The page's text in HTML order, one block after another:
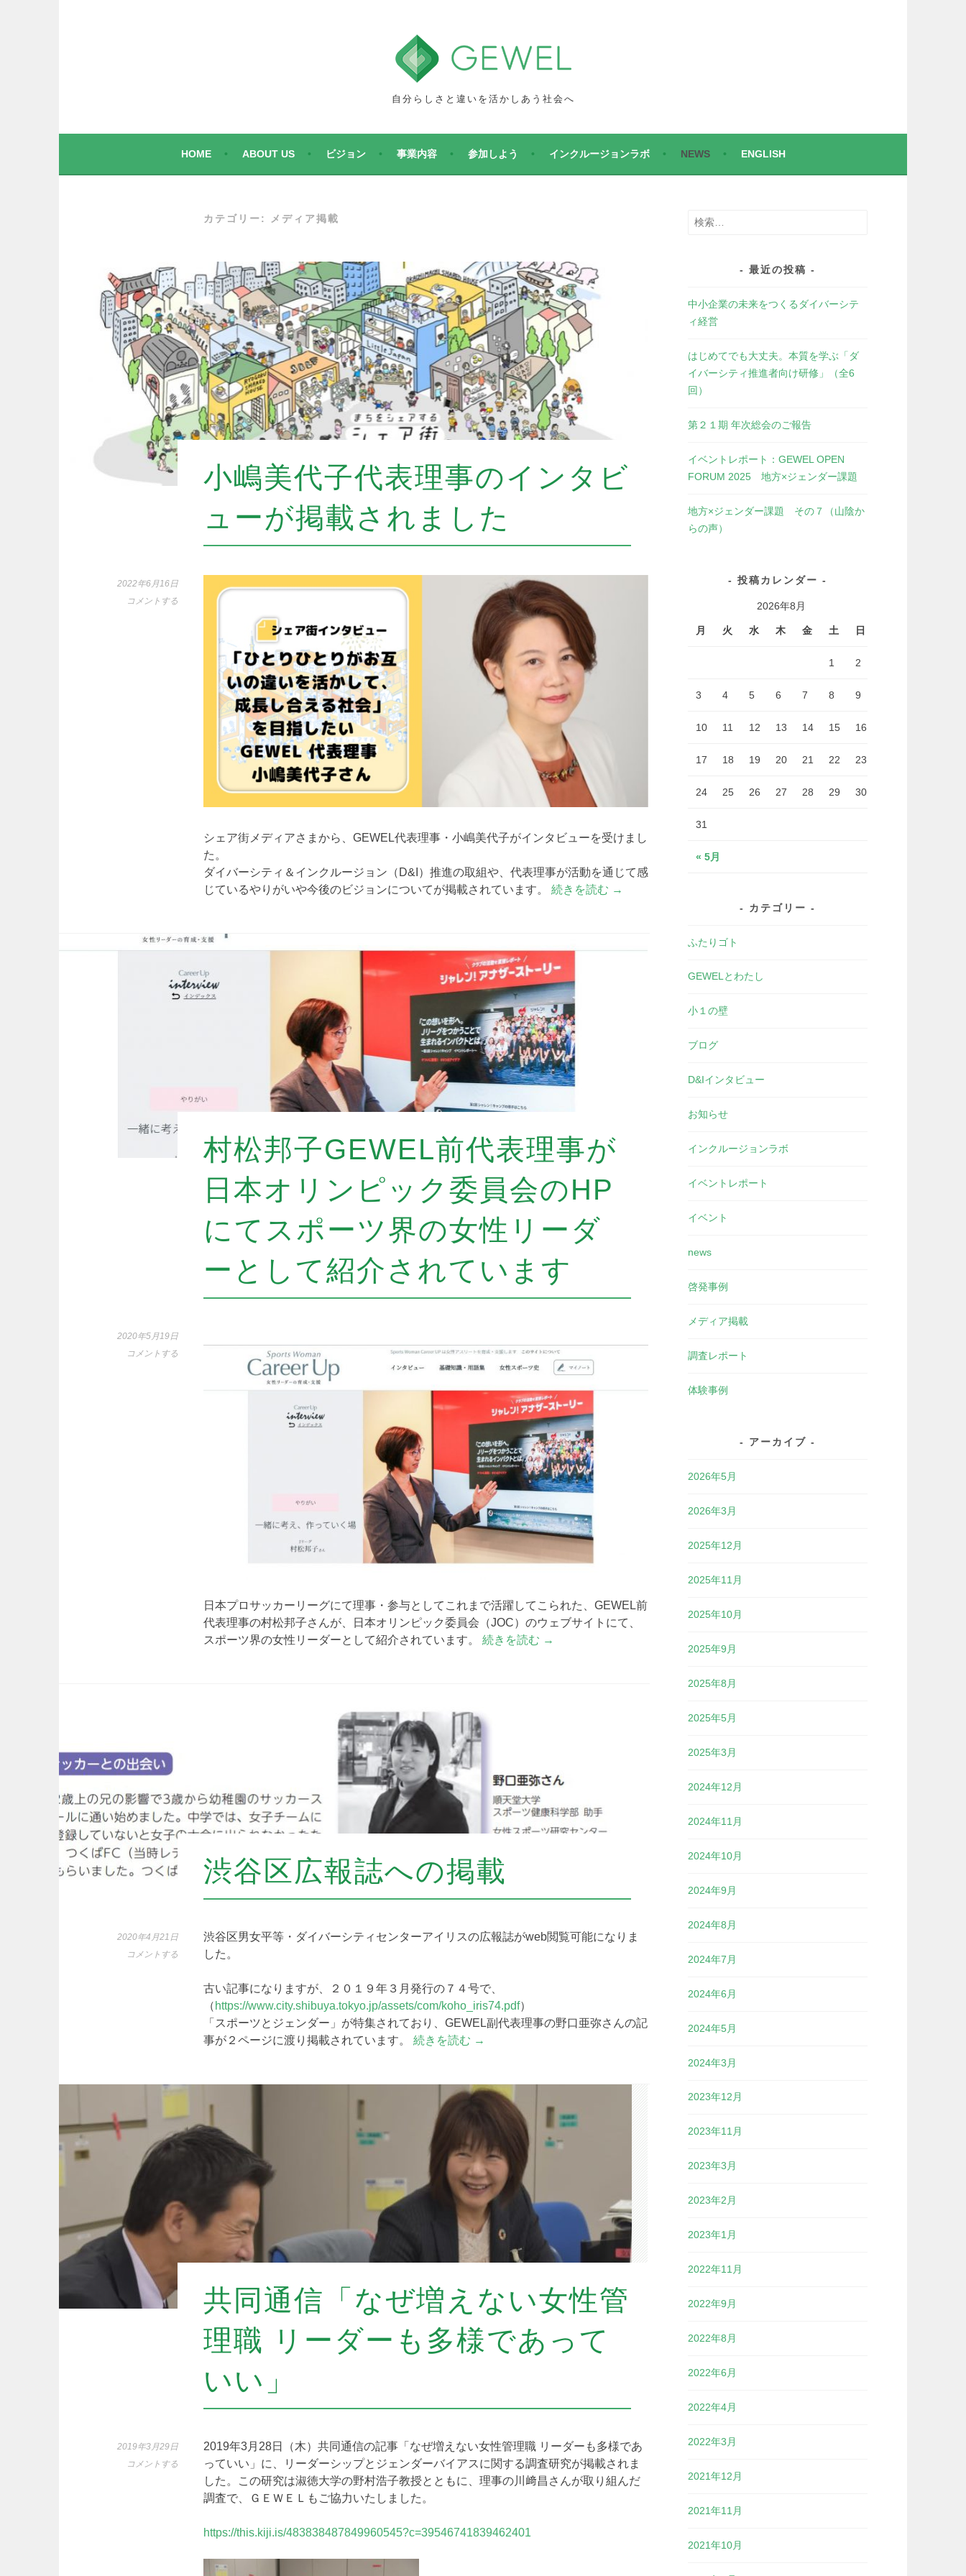
自分らしさと違いを活かしあう社会へ
HOME ABOUT US ビジョン 事業内容 参加しよう インクルージョンラボ NEWS ENGLISH
カテゴリー: メディア掲載
小嶋美代子代表理事のインタビ
ューが掲載されました
2022年6月16日
コメントする
シェア街メディアさまから、GEWEL代表理事・小嶋美代子がインタビューを受けまし
た。
ダイバーシティ＆インクルージョン（D&I）推進の取組や、代表理事が活動を通じて感
じているやりがいや今後のビジョンについてが掲載されています。 続きを読む →
村松邦子GEWEL前代表理事が
日本オリンピック委員会のHP
にてスポーツ界の女性リーダ
ーとして紹介されています
2020年5月19日
コメントする
日本プロサッカーリーグにて理事・参与としてこれまで活躍してこられた、GEWEL前
代表理事の村松邦子さんが、日本オリンピック委員会（JOC）のウェブサイトにて、
スポーツ界の女性リーダーとして紹介されています。 続きを読む →
渋谷区広報誌への掲載
2020年4月21日
コメントする
渋谷区男女平等・ダイバーシティセンターアイリスの広報誌がweb閲覧可能になりま
した。
古い記事になりますが、２０１９年３月発行の７４号で、
（ https://www.city.shibuya.tokyo.jp/assets/com/koho_iris74.pdf）
「スポーツとジェンダー」が特集されており、GEWEL副代表理事の野口亜弥さんの記
事が２ページに渡り掲載されています。 続きを読む →
共同通信「なぜ増えない女性管
理職 リーダーも多様であって
いい」
2019年3月29日
コメントする
2019年3月28日（木）共同通信の記事「なぜ増えない女性管理職 リーダーも多様であ
っていい」に、リーダーシップとジェンダーバイアスに関する調査研究が掲載されま
した。この研究は淑徳大学の野村浩子教授とともに、理事の川﨑昌さんが取り組んだ
調査で、ＧＥＷＥＬもご協力いたしました。
https://this.kiji.is/483838487849960545?c=39546741839462401
検
最近の投稿
中小企業の未来をつくるダイバーシテ
ィ経営
はじめてでも大丈夫。本質を学ぶ「ダ
イバーシティ推進者向け研修」（全6
回）
第２１期 年次総会のご報告
イベントレポート：GEWEL OPEN
FORUM 2025 地方×ジェンダー課題
地方×ジェンダー課題 その７（山陰か
らの声）
投稿カレンダー
2026年8月
月 火 水 木 金 土 日
« 5月
1 2
3 4 5 6 7 8 9
10 11 12 13 14 15 16
17 18 19 20 21 22 23
24 25 26 27 28 29 30
31
カテゴリー
ふたりゴト
GEWELとわたし
小１の壁
ブログ
D&Iインタビュー
お知らせ
インクルージョンラボ
イベントレポート
イベント
news
啓発事例
メディア掲載
調査レポート
体験事例
アーカイブ
2026年5月
2026年3月
2025年12月
2025年11月
2025年10月
2025年9月
2025年8月
2025年5月
2025年3月
2024年12月
2024年11月
2024年10月
2024年9月
2024年8月
2024年7月
2024年6月
2024年5月
2024年3月
2023年12月
2023年11月
2023年3月
2023年2月
2023年1月
2022年11月
2022年9月
2022年8月
2022年6月
2022年4月
2022年3月
2021年12月
2021年11月
2021年10月